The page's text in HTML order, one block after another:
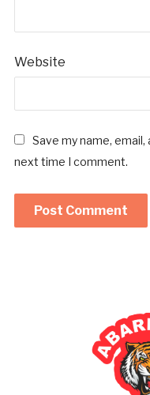
Website
Save my name,
next time I comment.